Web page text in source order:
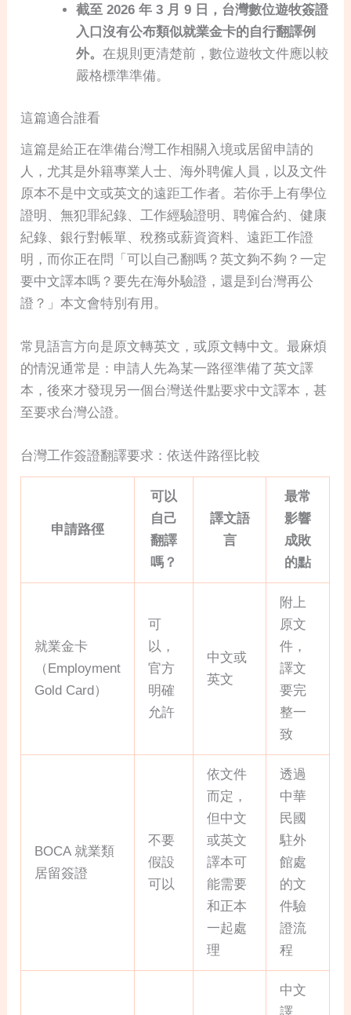
截至 2026 年 3 月 9 日，台灣數位遊牧簽證
入口沒有公布類似就業金卡的自行翻譯例
外。在規則更清楚前，數位遊牧文件應以較
嚴格標準準備。
這篇適合誰看
這篇是給正在準備台灣工作相關入境或居留申請的
人，尤其是外籍專業人士、海外聘僱人員，以及文件
原本不是中文或英文的遠距工作者。若你手上有學位
證明、無犯罪紀錄、工作經驗證明、聘僱合約、健康
紀錄、銀行對帳單、稅務或薪資資料、遠距工作證
明，而你正在問「可以自己翻嗎？英文夠不夠？一定
要中文譯本嗎？要先在海外驗證，還是到台灣再公
證？」本文會特別有用。
常見語言方向是原文轉英文，或原文轉中文。最麻煩
的情況通常是：申請人先為某一路徑準備了英文譯
本，後來才發現另一個台灣送件點要求中文譯本，甚
至要求台灣公證。
台灣工作簽證翻譯要求：依送件路徑比較
申請路徑
可以
自己
翻譯
嗎？
譯文語
言
最常
影響
成敗
的點
就業金卡
（Employment
Gold Card）
可
以，
官方
明確
允許
中文或
英文
附上
原文
件，
譯文
要完
整一
致
BOCA 就業類
居留簽證
不要
假設
可以
依文件
而定，
但中文
或英文
譯本可
能需要
和正本
一起處
理
透過
中華
民國
駐外
館處
的文
件驗
證流
程
中文